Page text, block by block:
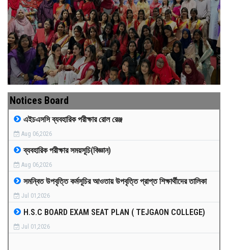
ABOUT US
FACULTIES
ACADEMICS
GALLERY
MEDIA
PAYMENT
CO-CURRICULUM
RESULTS
Notices Board
এইচএসসি ব্যবহারিক পরীক্ষার রোল রেঞ্জ
Aug 06,2026
ব্যবহারিক পরীক্ষার সময়সূচি(বিজ্ঞান)
Aug 06,2026
সমন্বিত উপবৃত্তি কর্মসূচির আওতায় উপবৃত্তি প্রাপ্ত শিক্ষার্থীদের তালিকা
Jul 01,2026
H.S.C BOARD EXAM SEAT PLAN ( TEJGAON COLLEGE)
Jul 01,2026